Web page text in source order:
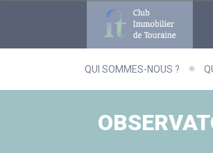
QUI SOMMES-NOUS ?